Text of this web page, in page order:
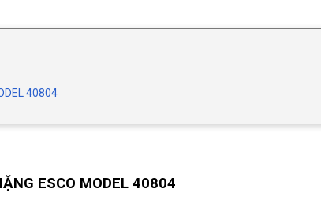
40804
ESCO MODEL 40804